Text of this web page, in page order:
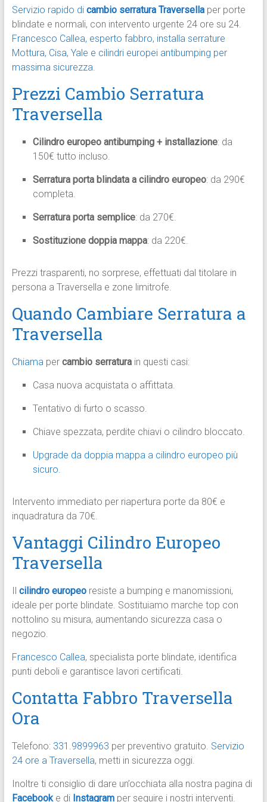
Servizio rapido di cambio serratura Traversellaper porte
blindate e normali, con intervento urgente 24 ore su 24.
Francesco Callea, esperto fabbro, installa serrature
Mottura, Cisa, Yale e cilindri europei antibumping per
massima sicurezza.
Prezzi Cambio Serratura
Traversella
Cilindro europeo antibumping + installazione: da
150€ tutto incluso.
Serratura porta blindata a cilindro europeo: da 290€
completa.
Serratura porta semplice: da 270€.
Sostituzione doppia mappa: da 220€.​
Prezzi trasparenti, no sorprese, effettuati dal titolare in
persona a Traversella e zone limitrofe.​
Quando Cambiare Serratura a
Traversella
Chiamaper cambio serratura in questi casi:
Casa nuova acquistata o affittata.
Tentativo di furto o scasso.
Chiave spezzata, perdite chiavi o cilindro bloccato.
Upgrade da doppia mappa a cilindro europeo più
sicuro.​
Intervento immediato per riapertura porte da 80€ e
inquadratura da 70€.​
Vantaggi Cilindro Europeo
Traversella
cilindro europeoresiste a bumping e manomissioni,
ideale per porte blindate. Sostituiamo marche top con
nottolino su misura, aumentando sicurezza casa o
negozio.​
Francesco Callea, specialista porte blindate, identifica
punti deboli e garantisce lavori certificati.​
Contatta Fabbro Traversella
Ora
Telefono: 331.9899963 per preventivo gratuito. Servizio
24 ore a Traversella, metti in sicurezza oggi.
Inoltre ti consiglio di dare un’occhiata alla nostra pagina di
Facebook e di Instagram per seguire i nostri interventi.